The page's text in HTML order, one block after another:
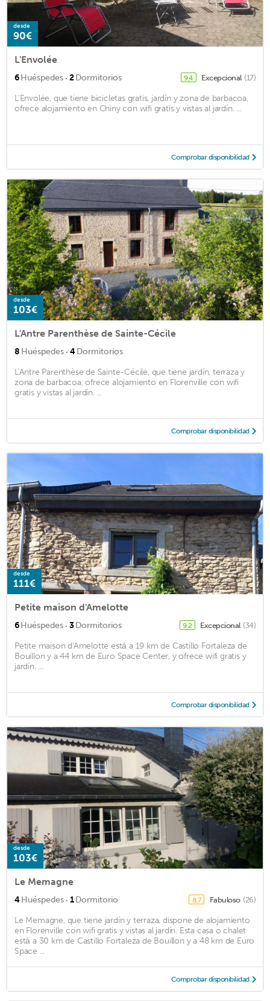
desde
90€
L'Envolée
6Huéspedes · 2Dormitorios 9,4 Excepcional (17)
L'Envolée, que tiene bicicletas gratis, jardín y zona de barbacoa,
ofrece alojamiento en Chiny con wifi gratis y vistas al jardín. ...
Comprobar disponibilidad
desde
103€
L'Antre Parenthèse de Sainte-Cécile
8 Huéspedes · 4Dormitorios
L'Antre Parenthèse de Sainte-Cécile, que tiene jardín, terraza y
zona de barbacoa, ofrece alojamiento en Florenville con wifi
gratis y vistas al jardín. ...
Comprobar disponibilidad
desde
111€
Petite maison d'Amelotte
6Huéspedes · 3Dormitorios 9,2 Excepcional (34)
Petite maison d'Amelotte está a 19 km de Castillo Fortaleza de
Bouillon y a 44 km de Euro Space Center, y ofrece wifi gratis y
jardín. ...
Comprobar disponibilidad
desde
103€
Le Memagne
4Huéspedes · 1Dormitorio 8,7 Fabuloso (26)
Le Memagne, que tiene jardín y terraza, dispone de alojamiento
en Florenville con wifi gratis y vistas al jardín. Esta casa o chalet
está a 30 km de Castillo Fortaleza de Bouillon y a 48 km de Euro
Space ...
Comprobar disponibilidad